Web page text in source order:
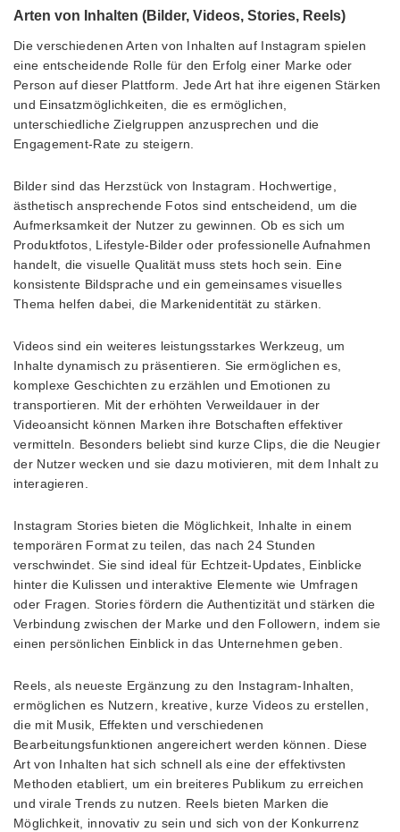
Arten von Inhalten (Bilder, Videos, Stories, Reels)
Die verschiedenen Arten von Inhalten auf Instagram spielen
eine entscheidende Rolle für den Erfolg einer Marke oder
Person auf dieser Plattform. Jede Art hat ihre eigenen Stärken
und Einsatzmöglichkeiten, die es ermöglichen,
unterschiedliche Zielgruppen anzusprechen und die
Engagement-Rate zu steigern.
Bilder sind das Herzstück von Instagram. Hochwertige,
ästhetisch ansprechende Fotos sind entscheidend, um die
Aufmerksamkeit der Nutzer zu gewinnen. Ob es sich um
Produktfotos, Lifestyle-Bilder oder professionelle Aufnahmen
handelt, die visuelle Qualität muss stets hoch sein. Eine
konsistente Bildsprache und ein gemeinsames visuelles
Thema helfen dabei, die Markenidentität zu stärken.
Videos sind ein weiteres leistungsstarkes Werkzeug, um
Inhalte dynamisch zu präsentieren. Sie ermöglichen es,
komplexe Geschichten zu erzählen und Emotionen zu
transportieren. Mit der erhöhten Verweildauer in der
Videoansicht können Marken ihre Botschaften effektiver
vermitteln. Besonders beliebt sind kurze Clips, die die Neugier
der Nutzer wecken und sie dazu motivieren, mit dem Inhalt zu
interagieren.
Instagram Stories bieten die Möglichkeit, Inhalte in einem
temporären Format zu teilen, das nach 24 Stunden
verschwindet. Sie sind ideal für Echtzeit-Updates, Einblicke
hinter die Kulissen und interaktive Elemente wie Umfragen
oder Fragen. Stories fördern die Authentizität und stärken die
Verbindung zwischen der Marke und den Followern, indem sie
einen persönlichen Einblick in das Unternehmen geben.
Reels, als neueste Ergänzung zu den Instagram-Inhalten,
ermöglichen es Nutzern, kreative, kurze Videos zu erstellen,
die mit Musik, Effekten und verschiedenen
Bearbeitungsfunktionen angereichert werden können. Diese
Art von Inhalten hat sich schnell als eine der effektivsten
Methoden etabliert, um ein breiteres Publikum zu erreichen
und virale Trends zu nutzen. Reels bieten Marken die
Möglichkeit, innovativ zu sein und sich von der Konkurrenz